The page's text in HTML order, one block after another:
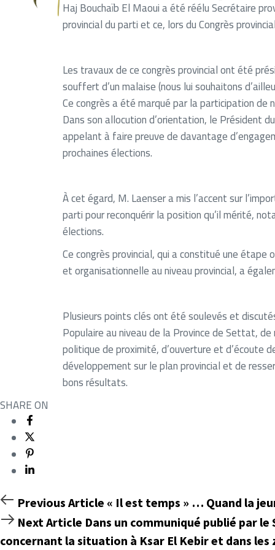
Haj Bouchaïb El Maoui a été réélu Secrétaire
provincial du parti et ce, lors du Congrès
Les travaux de ce congrès provincial ont été
souffert d’un malaise (nous lui souhaitons
Ce congrès a été marqué par la participation
Dans son allocution d’orientation, le Président
appelant à faire preuve de davantage
prochaines élections.
À cet égard, M. Laenser a mis l’accent sur
parti pour reconquérir la position qu’il mérité,
élections.
Ce congrès provincial, qui a constitué une
et organisationnelle au niveau provincial, a
Plusieurs points clés ont été soulevés et
Populaire au niveau de la Province de Settat,
politique de proximité, d’ouverture et d’écoute
développement sur le plan provincial et de
bons résultats.
SHARE ON
Previous
Article
Previous Article « Il est temps » … Quand la
Next
Article
Next Article Dans un communiqué publié par
concernant la situation à Ksar El Kebir et dans les